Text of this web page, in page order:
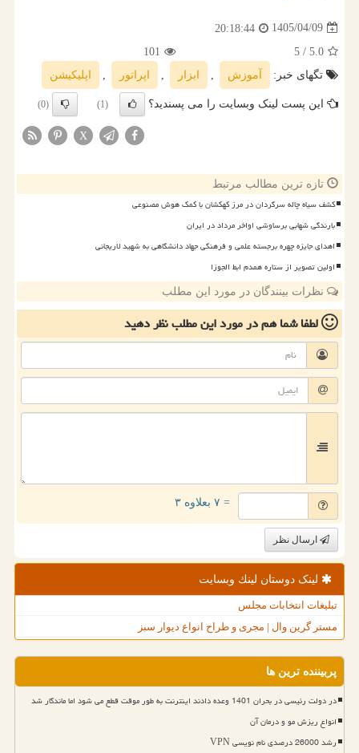
1405/04/09
20:18:44
5.0
/ 5
101
تگهای خبر:
آموزش ابزار اپراتور اپلیكیشن
این پست لینک وبسایت را می پسندید؟ (1)
(0)
X
تازه ترین مطالب مرتبط
کشف سیاه چاله سرگردان در مرز کهکشان با کمک هوش مصنوعی
بارندگی شهابی برساوشی اواخر مرداد در ایران
اهدای جایزه چهره برجسته علمی و فرهنگی جهاد دانشگاهی به شهید لاریجانی
اولین تصویر از ستاره همدم ابط الجوزا
نظرات بینندگان در مورد این مطلب
لطفا شما همدر مورد این مطلبنظر دهید
= ۷ بعلاوه ۳
ارسال نظر
لینک دوستان لینك وبسایت
تبلیغات انتخابات مجلس
مستر گرین وال | مجری و طراح انواع دیوار سبز
پربیننده ترین ها
در دولت رئیسی در بحران 1401 وعده دادند اینترنت به طور موقت قطع می شود اما ماندگار شد
انواع ریزش مو و درمان آن
رشد 26000 درصدی نام نویسی VPN